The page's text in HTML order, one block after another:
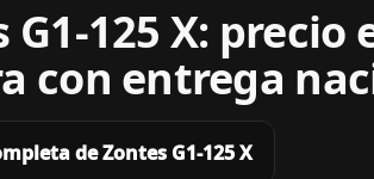
G1-125 X: precio
con entrega
de Zontes G1-125 X